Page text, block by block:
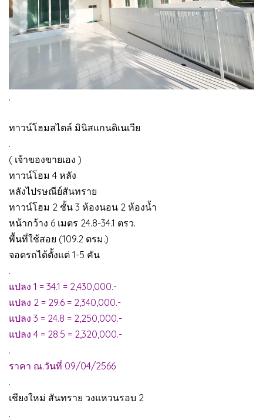
.
ทาวน์โฮมสไตล์ มินิสแกนดิเนเวีย
.
( เจ้าของขายเอง )
ทาวน์โฮม 4 หลัง
หลังไปรษณีย์สันทราย
ทาวน์โฮม 2 ชั้น 3 ห้องนอน 2 ห้องน้ำ
หน้ากว้าง 6 เมตร 24.8-34.1 ตรว.
พื้นที่ใช้สอย (109.2 ตรม.)
จอดรถได้ตั้งแต่ 1-5 คัน
.
แปลง 1 = 34.1 = 2,430,000.-
แปลง 2 = 29.6 = 2,340,000.-
แปลง 3 = 24.8 = 2,250,000.-
แปลง 4 = 28.5 = 2,320,000.-
.
ราคา ณ.วันที่ 09/04/2566
.
เชียงใหม่ สันทราย วงแหวนรอบ 2
.